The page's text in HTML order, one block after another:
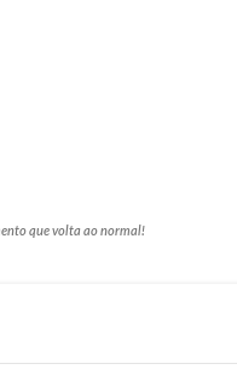
que volta ao normal!